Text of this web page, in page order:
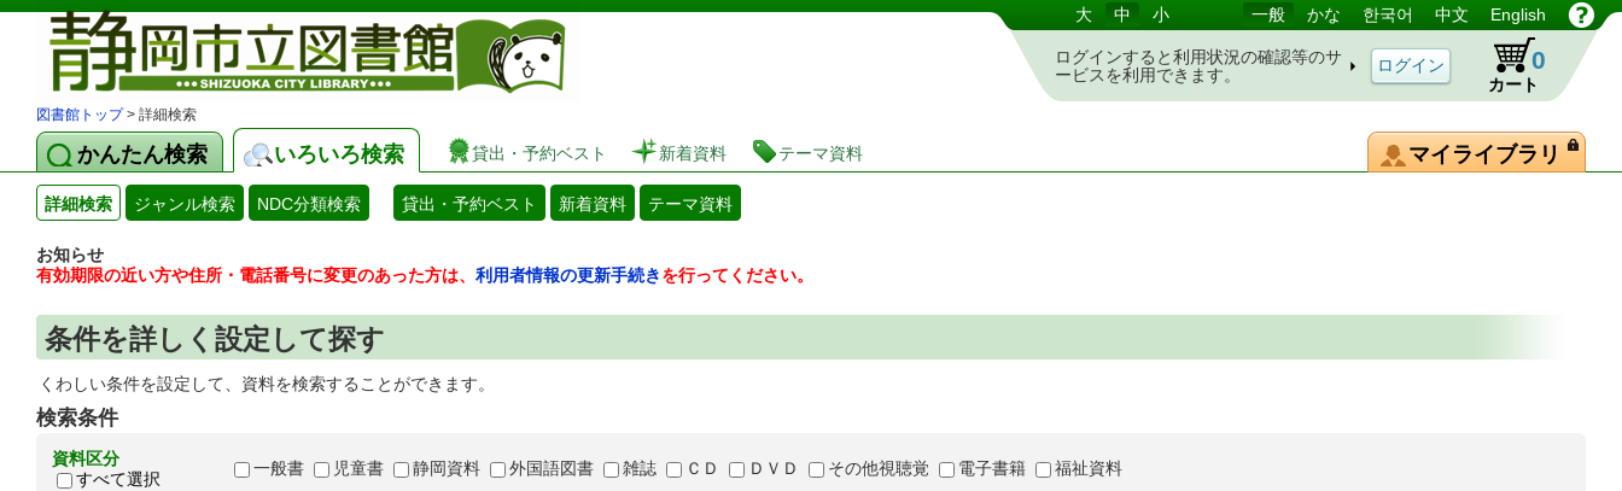
図書館 蔵書検索・予約システム 大 中 小 一般 かな 한국어 中文 English
ログインすると利用状況の確認等のサ
ービスを利用できます。
カート
0
図書館トップ> 詳細検索
かんたん検索 いろいろ検索 貸出・予約ベスト 新着資料 テーマ資料 マイライブラリ
詳細検索 ジャンル検索 NDC分類検索 貸出・予約ベスト 新着資料 テーマ資料
お知らせ
有効期限の近い方や住所・電話番号に変更のあった方は、 利用者情報の更新手続きを行ってください。
条件を詳しく設定して探す
くわしい条件を設定して、資料を検索することができます。
検索条件
資料区分
すべて選択
一般書 児童書 静岡資料 外国語図書 雑誌 ＣＤ ＤＶＤ その他視聴覚 電子書籍 福祉資料